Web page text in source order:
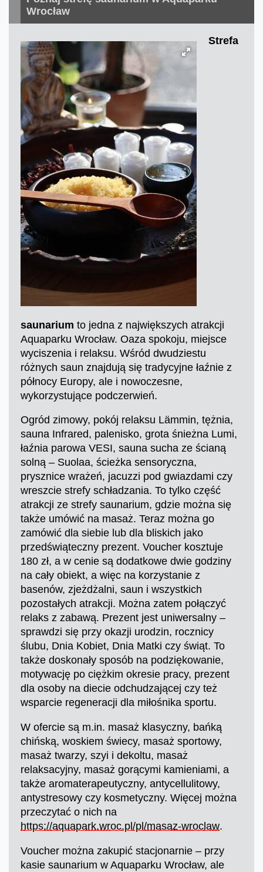
Wrocław
Strefa
saunarium to jedna z największych atrakcji
Aquaparku Wrocław. Oaza spokoju, miejsce
wyciszenia i relaksu. Wśród dwudziestu
różnych saun znajdują się tradycyjne łaźnie z
północy Europy, ale i nowoczesne,
wykorzystujące podczerwień.
Ogród zimowy, pokój relaksu Lämmin, tężnia,
sauna Infrared, palenisko, grota śnieżna Lumi,
łaźnia parowa VESI, sauna sucha ze ścianą
solną – Suolaa, ścieżka sensoryczna,
prysznice wrażeń, jacuzzi pod gwiazdami czy
wreszcie strefy schładzania. To tylko część
atrakcji ze strefy saunarium, gdzie można się
także umówić na masaż. Teraz można go
zamówić dla siebie lub dla bliskich jako
przedświąteczny prezent. Voucher kosztuje
180 zł, a w cenie są dodatkowe dwie godziny
na cały obiekt, a więc na korzystanie z
basenów, zjeżdżalni, saun i wszystkich
pozostałych atrakcji. Można zatem połączyć
relaks z zabawą. Prezent jest uniwersalny –
sprawdzi się przy okazji urodzin, rocznicy
ślubu, Dnia Kobiet, Dnia Matki czy świąt. To
także doskonały sposób na podziękowanie,
motywację po ciężkim okresie pracy, prezent
dla osoby na diecie odchudzającej czy też
wsparcie regeneracji dla miłośnika sportu.
W ofercie są m.in. masaż klasyczny, bańką
chińską, woskiem świecy, masaż sportowy,
masaż twarzy, szyi i dekoltu, masaż
relaksacyjny, masaż gorącymi kamieniami, a
także aromaterapeutyczny, antycellulitowy,
antystresowy czy kosmetyczny. Więcej można
przeczytać o nich na
https://aquapark.wroc.pl/pl/masaz-wroclaw.
Voucher można zakupić stacjonarnie – przy
kasie saunarium w Aquaparku Wrocław, ale